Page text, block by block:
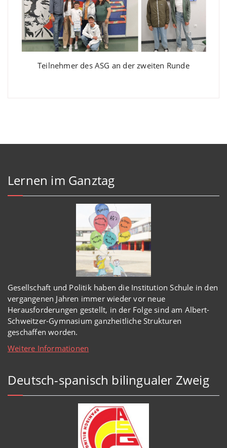
Teilnehmer des ASG an der zweiten Runde
Lernen im Ganztag
Gesellschaft und Politik haben die Institution Schule in den
vergangenen Jahren immer wiedervor neue
Herausforderungen gestellt, in der Folge sind am Albert-
Schweitzer-Gymnasium ganzheitliche Strukturen
geschaffen worden.
Weitere Informationen
Deutsch-spanisch bilingualer Zweig